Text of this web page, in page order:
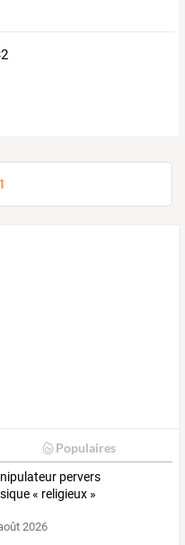
1
Populaires
pervers
« religieux »
2026